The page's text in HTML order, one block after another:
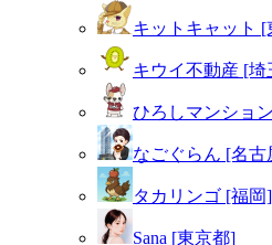
キットキャット [
キウイ不動産 [埼
ひろしマンショ
なごぐらん [名古
タカリンゴ [福岡]
Sana [東京都]